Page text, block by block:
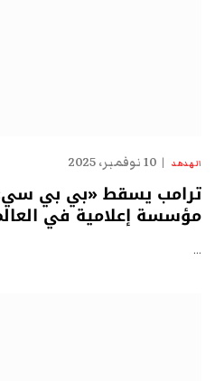
الهدهد 10 نوفمبر، 2025
ترامب يسقط «بي بي
مؤسسة إعلامية في
…